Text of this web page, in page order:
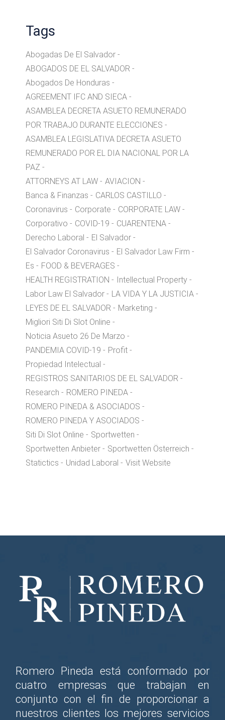
Tags
Abogadas De El Salvador
ABOGADOS DE EL SALVADOR
Abogados De Honduras
AGREEMENT IFC AND SIECA
ASAMBLEA DECRETA ASUETO REMUNERADO
POR TRABAJO DURANTE ELECCIONES
ASAMBLEA LEGISLATIVA DECRETA ASUETO
REMUNERADO POR EL DIA NACIONAL POR LA
PAZ
ATTORNEYS AT LAW
AVIACION
Banca & Finanzas
CARLOS CASTILLO
Coronavirus
Corporate
CORPORATE LAW
Corporativo
COVID-19
CUARENTENA
Derecho Laboral
El Salvador
El Salvador Coronavirus
El Salvador Law Firm
Es
FOOD & BEVERAGES
HEALTH REGISTRATION
Intellectual Property
Labor Law El Salvador
LA VIDA Y LA JUSTICIA
LEYES DE EL SALVADOR
Marketing
Migliori Siti Di Slot Online
Noticia Asueto 26 De Marzo
PANDEMIA COVID-19
Profit
Propiedad Intelectual
REGISTROS SANITARIOS DE EL SALVADOR
Research
ROMERO PINEDA
ROMERO PINEDA & ASOCIADOS
ROMERO PINEDA Y ASOCIADOS
Siti Di Slot Online
Sportwetten
Sportwetten Anbieter
Sportwetten Österreich
Statictics
Unidad Laboral Visit Website
Romero Pineda está conformado por
cuatro empresas que trabajan en
conjunto con el fin de proporcionar a
nuestros clientes los mejores servicios